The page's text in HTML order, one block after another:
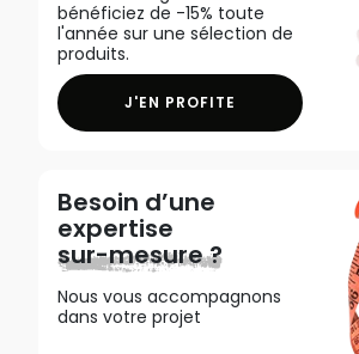
bénéficiez de -15% toute
l'année sur une sélection de
produits.
J'EN PROFITE
Besoin d’une
expertise
sur-mesure ?
Nous vous accompagnons
dans votre projet